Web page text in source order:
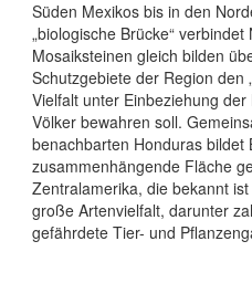
Süden Mexikos bis in den
„biologische Brücke“
Mosaiksteinen gleich bilden
Schutzgebiete der Region den
Vielfalt unter Einbeziehung
Völker bewahren soll.
benachbarten Honduras bildet
zusammenhängende Fläche
Zentralamerika, die bekannt
große Artenvielfalt, darunter
gefährdete Tier- und